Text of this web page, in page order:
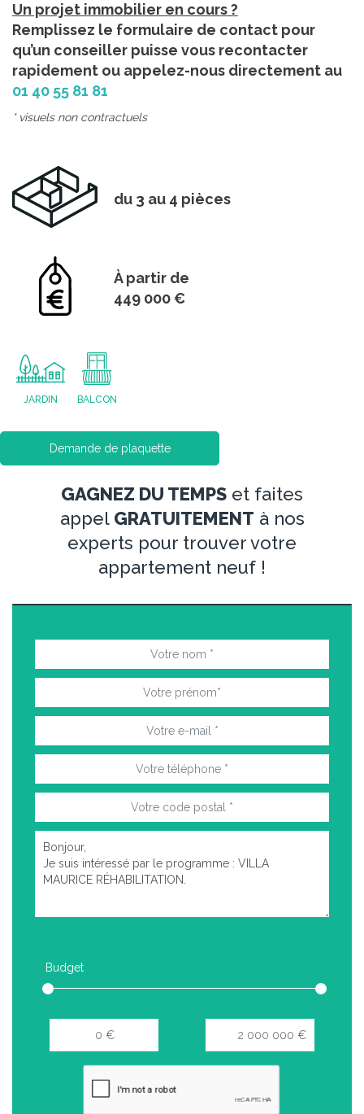
Un projet immobilier en cours ?
Remplissez le formulaire de contact pour
qu’un conseiller puisse vous recontacter
rapidement ou appelez-nous directement au
01 40 55 81 81
* visuels non contractuels
du 3 au 4 pièces
À partir de
449 000 €
JARDIN BALCON
Demande de plaquette
GAGNEZ DU TEMPS et faites
appel GRATUITEMENT à nos
experts pour trouver votre
appartement neuf !
Budget